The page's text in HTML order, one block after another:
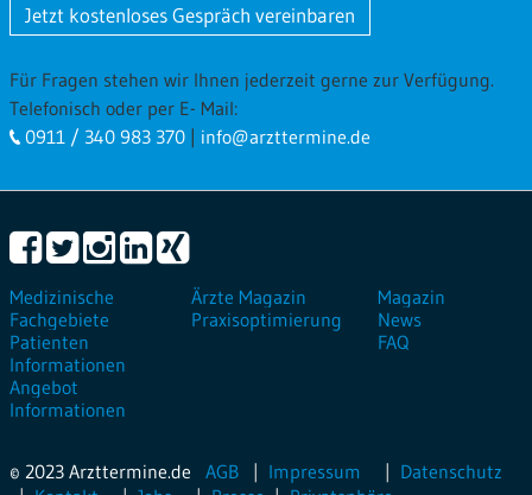
Jetzt kostenloses Gespräch vereinbaren
Für Fragen stehen wir Ihnen jederzeit gerne zur Verfügung.
Telefonisch oder per E- Mail:
0911 / 340 983 370 | info@arzttermine.de
Medizinische
Fachgebiete
Patienten
Informationen
Angebot
Informationen
Ärzte Magazin
Praxisoptimierung
Magazin
News
FAQ
© 2023 Arzttermine.de AGB Impressum
Datenschutz